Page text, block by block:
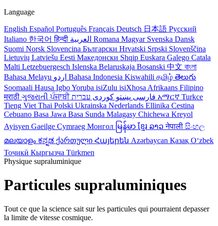
Language
English Español Português Français Deutsch 日本語 Русский
Italiano 한국어हिन्दी Romana Magyar Svenska Dansk
Suomi Norsk Slovencina Български Hrvatski Srpski Slovenščina
Lietuvių Latviešu Eesti Македонски Shqip Euskara Galego Catala
Malti Letzebuergesch Islenska Belaruskaja Bosanski 中文 বাংলা
Bahasa Melayu
Bahasa Indonesia Kiswahili தமிழ் తెలుగు
Soomaali Hausa IgboYoruba isiZulu isiXhosa Afrikaans Filipino
मराठी ગુજરાતીਪੰਜਾਬੀ فارسی پښتو کوردی አማርኛ Turkce
Tieng Viet Thai Polski Ukrainska Nederlands Ellinika Cestina
Cebuano Basa Jawa Basa Sunda Malagasy Chichewa Kreyol
Ayisyen Gaeilge Cymraeg Монгол မြန်မာ ខ្មែរ ລາວनेपाली සිංහල
മലയാളം ಕನ್ನಡ ქართული Հայերեն Azərbaycan Қазақ Oʻzbek
Тоҷикӣ Кыргызча Türkmen
Physique supraluminique
Particules supraluminiques
Tout ce que la science sait sur les particules qui pourraient depasser
la limite de vitesse cosmique.